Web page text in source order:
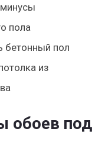
пола
бетонный пол
из
обоев под